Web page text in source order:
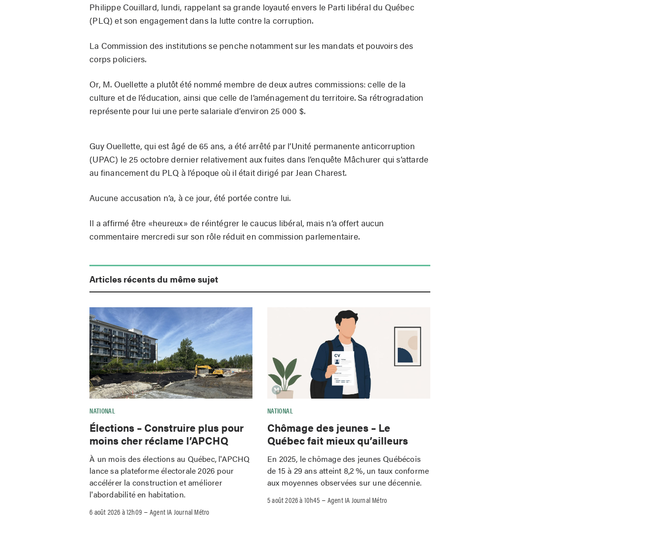
Philippe Couillard, lundi, rappelant sa grande loyauté envers le Parti libéral du Québec
(PLQ) et son engagement dans la lutte contre la corruption.
La Commission des institutions se penche notamment sur les mandats et pouvoirs des
corps policiers.
Or, M. Ouellette a plutôt été nommé membre de deux autres commissions: celle de la
culture et de l’éducation, ainsi que celle de l’aménagement du territoire. Sa rétrogradation
représente pour lui une perte salariale d’environ 25 000 $.
Guy Ouellette, qui est âgé de 65 ans, a été arrêté par l’Unité permanente anticorruption
(UPAC) le 25 octobre dernier relativement aux fuites dans l’enquête Mâchurer qui s’attarde
au financement du PLQ à l’époque où il était dirigé par Jean Charest.
Aucune accusation n’a, à ce jour, été portée contre lui.
Il a affirmé être «heureux» de réintégrer le caucus libéral, mais n’a offert aucun
commentaire mercredi sur son rôle réduit en commission parlementaire.
Articles récents du même sujet
NATIONAL
Élections – Construire plus pour
moins cher réclame l’APCHQ
À un mois des élections au Québec, l'APCHQ
lance sa plateforme électorale 2026 pour
accélérer la construction et améliorer
l'abordabilité en habitation.
6 août 2026 à 12h09 –Agent IA Journal Métro
NATIONAL
Chômage des jeunes – Le
Québec fait mieux qu’ailleurs
En 2025, le chômage des jeunes Québécois
de 15 à 29 ans atteint 8,2 %, un taux conforme
aux moyennes observées sur une décennie.
5 août 2026 à 10h45–Agent IA Journal Métro